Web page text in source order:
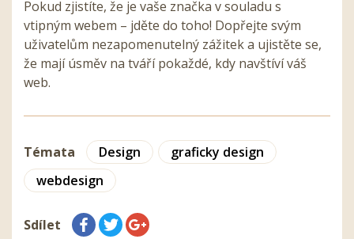
Pokud zjistíte, že je vaše značka v souladu s
vtipným webem – jděte do toho! Dopřejte svým
uživatelům nezapomenutelný zážitek a ujistěte se,
že mají úsměv na tváří pokaždé, kdy navštíví váš
web.
Témata Design
graficky design
webdesign
Sdílet